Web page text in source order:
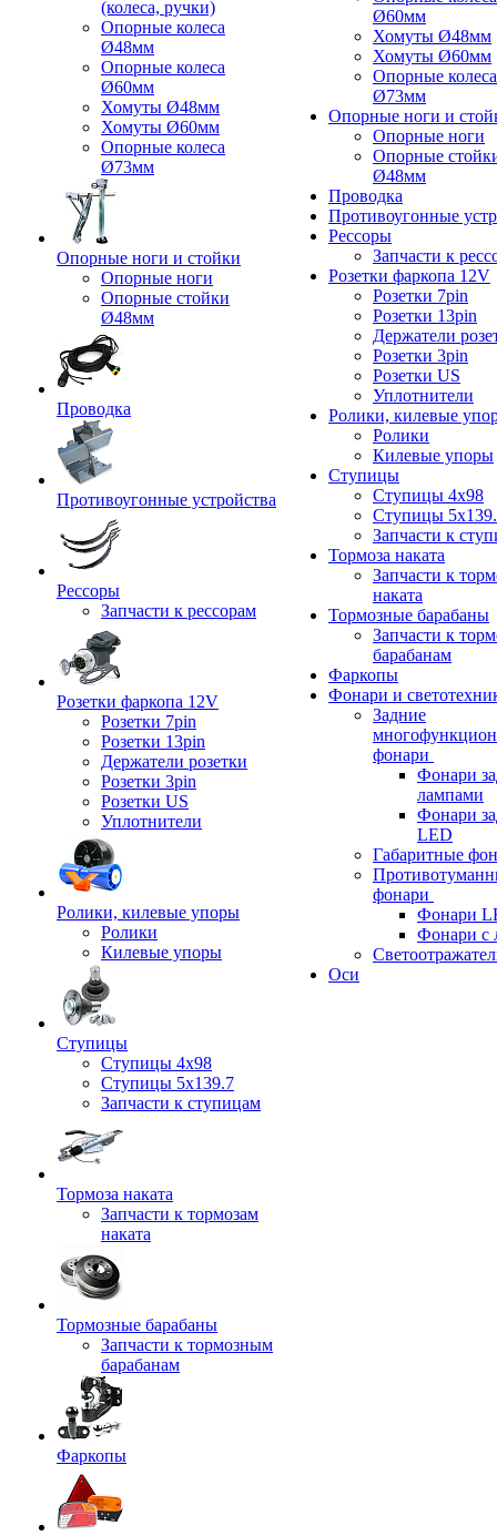
(колеса, ручки)
Опорные колеса
Ø48мм
Опорные колеса
Ø60мм
Хомуты Ø48мм
Хомуты Ø60мм
Опорные колеса
Ø73мм
Опорные ноги и стойки
Опорные ноги
Опорные стойки
Ø48мм
Проводка
Противоугонные устройства
Рессоры
Запчасти к рессорам
Розетки фаркопа 12V
Розетки 7pin
Розетки 13pin
Держатели розетки
Розетки 3pin
Розетки US
Уплотнители
Ролики, килевые упоры
Ролики
Килевые упоры
Ступицы
Ступицы 4x98
Ступицы 5x139.7
Запчасти к ступицам
Тормоза наката
Запчасти к тормозам
наката
Тормозные барабаны
Запчасти к тормозным
барабанам
Фаркопы
Ø60мм
Хомуты Ø48мм
Хомуты Ø60мм
Опорные колеса
Ø73мм
Опорные ноги и
Опорные ноги
Опорные
Ø48мм
Проводка
Противоугонные
Рессоры
Запчасти к
Розетки фаркопа 12V
Розетки 7pin
Розетки 13pin
Держатели
Розетки 3pin
Розетки US
Уплотнители
Ролики, килевые
Ролики
Килевые упоры
Ступицы
Ступицы 4x98
Ступицы
Запчасти к
Тормоза наката
Запчасти к
наката
Тормозные барабаны
Запчасти к
барабанам
Фаркопы
Фонари и
Задние
фонари
Фонари
лампами
Фонари
LED
Габаритные
фонари
Фонари
Фонари с
Оси